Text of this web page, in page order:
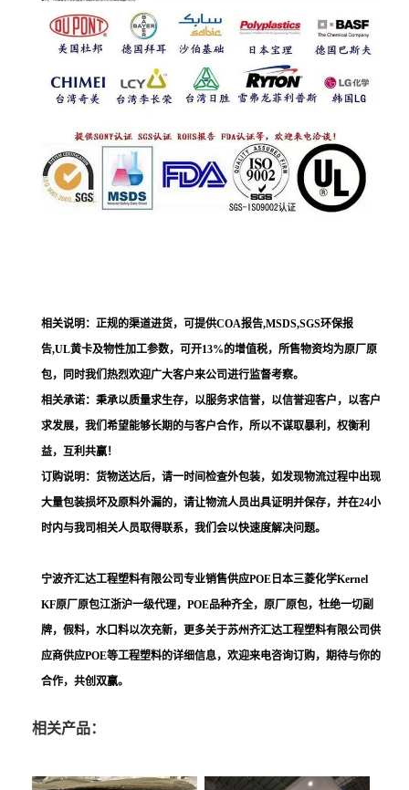
相关说明：正规的渠道进货，可提供COA报告,MSDS,SGS环保报
告,UL黄卡及物性加工参数，可开13%的增值税，所售物资均为原厂原
包，同时我们热烈欢迎广大客户来公司进行监督考察。
相关承诺：秉承以质量求生存，以服务求信誉，以信誉迎客户，以客户
求发展，我们希望能够长期的与客户合作，所以不谋取暴利，权衡利
益，互利共赢！
订购说明：货物送达后，请一时间检查外包装，如发现物流过程中出现
大量包装损坏及原料外漏的，请让物流人员出具证明并保存，并在24小
时内与我司相关人员取得联系，我们会以快速度解决问题。
宁波齐汇达工程塑料有限公司专业销售供应POE日本三菱化学Kernel
KF原厂原包江浙沪一级代理，POE品种齐全，原厂原包，杜绝一切副
牌，假料，水口料以次充新，更多关于苏州齐汇达工程塑料有限公司供
应商供应POE等工程塑料的详细信息，欢迎来电咨询订购，期待与你的
合作，共创双赢。
相关产品：